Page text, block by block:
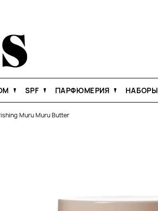
SPF ПАРФЮМЕРИЯ НАБОРЫ
Muru Muru Butter